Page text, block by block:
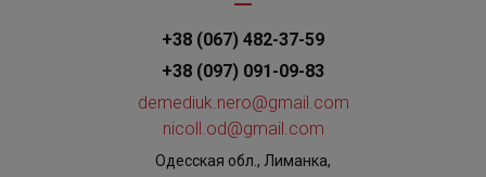
+38 (067) 482-37-59
+38 (097) 091-09-83
demediuk.nero@gmail.com
nicoll.od@gmail.com
Одесская обл., Лиманка,